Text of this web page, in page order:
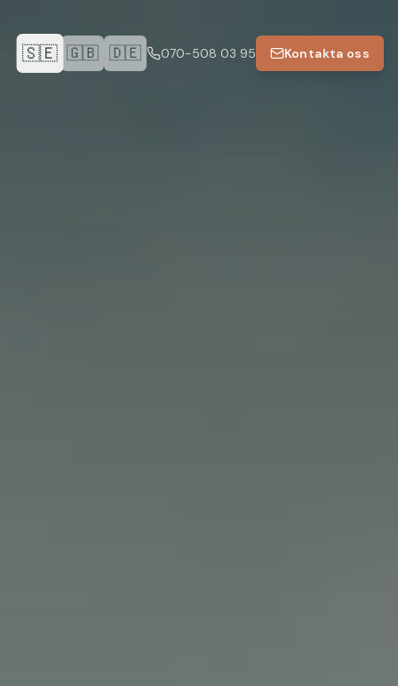
🇸🇪 🇬🇧 🇩🇪 070-508 03 95 Kontakta oss